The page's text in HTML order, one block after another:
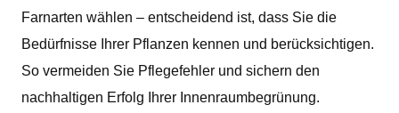
Farnarten wählen – entscheidend ist, dass Sie die
Bedürfnisse Ihrer Pflanzen kennen und berücksichtigen.
So vermeiden Sie Pflegefehler und sichern den
nachhaltigen Erfolg Ihrer Innenraumbegrünung.